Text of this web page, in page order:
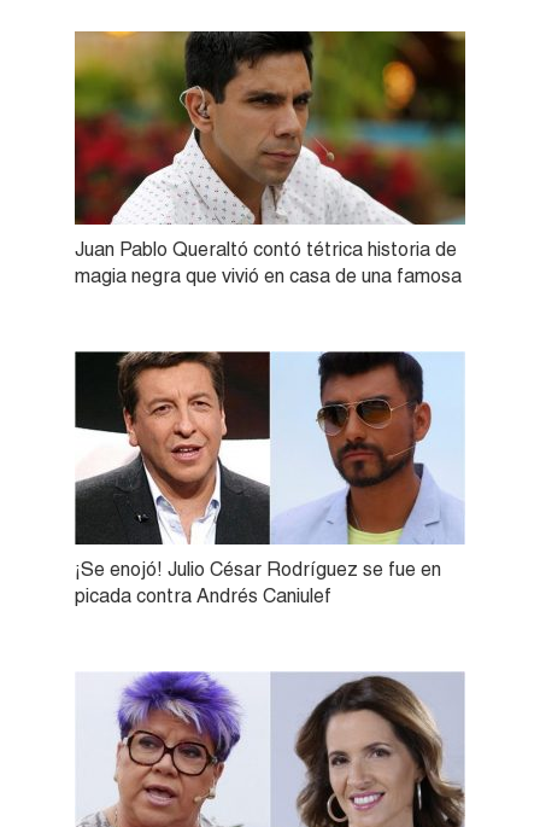
Juan Pablo Queraltó contó tétrica historia de
magia negra que vivió en casa de una famosa
¡Se enojó! Julio César Rodríguez se fue en
picada contra Andrés Caniulef